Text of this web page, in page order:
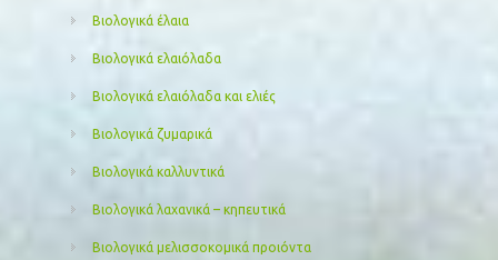
Βιολογικά έλαια
Βιολογικά ελαιόλαδα
Βιολογικά ελαιόλαδα και ελιές
Βιολογικά ζυμαρικά
Βιολογικά καλλυντικά
Βιολογικά λαχανικά – κηπευτικά
Βιολογικά μελισσοκομικά προιόντα